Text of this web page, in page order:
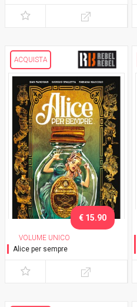
ACQUISTA
VOLUME UNICO
Alice per sempre
€ 15.90